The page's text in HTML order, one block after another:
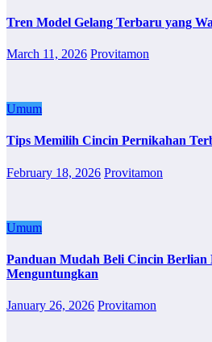
Tren Model Gelang Terbaru yang
March 11, 2026 Provitamon
Umum
Tips Memilih Cincin Pernikahan
February 18, 2026 Provitamon
Umum
Panduan Mudah Beli Cincin Berlian
Menguntungkan
January 26, 2026 Provitamon